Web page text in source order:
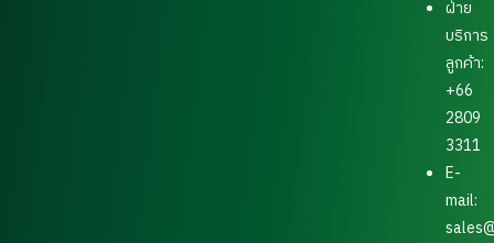
ฝ่าย
บริการ
ลูกค้า:
+66
2809
3311
E-
mail: